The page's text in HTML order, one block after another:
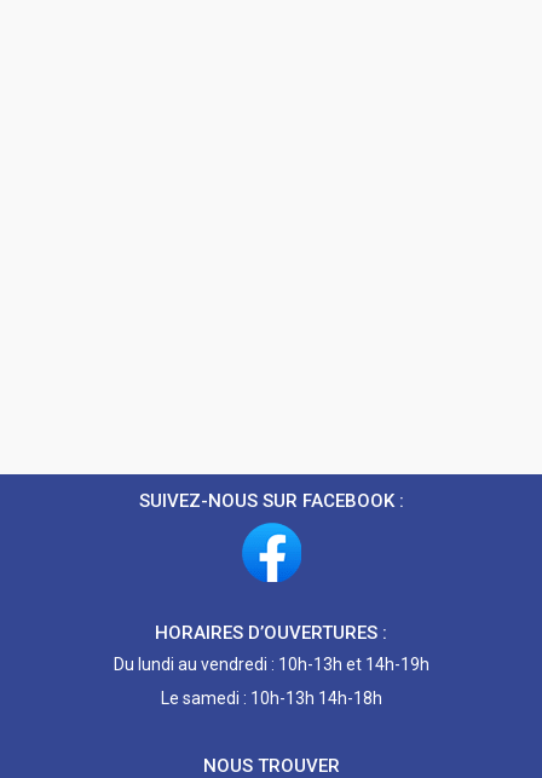
SUIVEZ-NOUS SUR FACEBOOK :
HORAIRES D’OUVERTURES :
Du lundi au vendredi : 10h-13h et 14h-19h
Le samedi : 10h-13h 14h-18h
NOUS TROUVER